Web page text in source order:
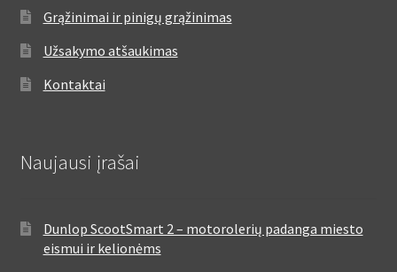
Grąžinimai ir pinigų grąžinimas
Užsakymo atšaukimas
Kontaktai
Naujausi įrašai
Dunlop ScootSmart 2 – motorolerių padanga miesto
eismui ir kelionėms